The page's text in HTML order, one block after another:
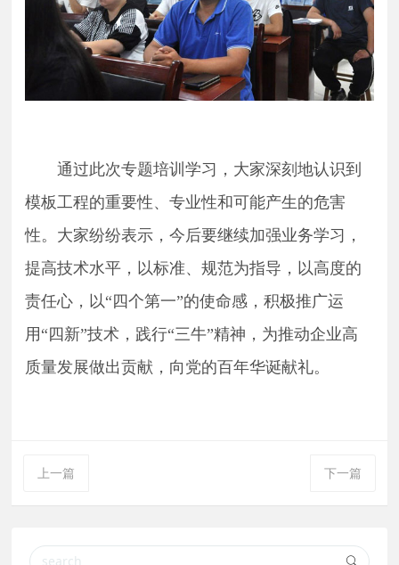
通过此次专题培训学习，大家深刻地认识到
模板工程的重要性、专业性和可能产生的危害
性。 大家纷纷表示，今后要继续加强业务学习，
提高技术水平，以标准、规范为指导，以高度的
责任心，以“四个第一”的使命感，积极推广运
用 “四新”技术，践行“三牛”精神，为推动企业高
质量发展做出贡献， 向 党的百年华诞献礼。
上一篇 下一篇